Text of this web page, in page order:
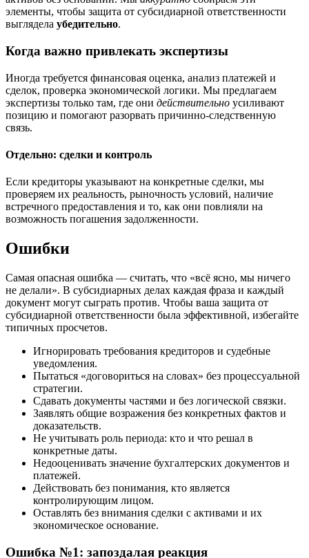
элементы, чтобы защита от субсидиарной ответственности
выглядела убедительно.
Когда важно привлекать экспертизы
Иногда требуется финансовая оценка, анализ платежей и
сделок, проверка экономической логики. Мы предлагаем
экспертизы только там, где они действительно усиливают
позицию и помогают разорвать причинно-следственную
связь.
Отдельно: сделки и контроль
Если кредиторы указывают на конкретные сделки, мы
проверяем их реальность, рыночность условий, наличие
встречного предоставления и то, как они повлияли на
возможность погашения задолженности.
Ошибки
Самая опасная ошибка — считать, что «всё ясно, мы ничего
не делали». В субсидиарных делах каждая фраза и каждый
документ могут сыграть против. Чтобы ваша защита от
субсидиарной ответственности была эффективной, избегайте
типичных просчетов.
Игнорировать требования кредиторов и судебные
уведомления.
Пытаться «договориться на словах» без процессуальной
стратегии.
Сдавать документы частями и без логической связки.
Заявлять общие возражения без конкретных фактов и
доказательств.
Не учитывать роль периода: кто и что решал в
конкретные даты.
Недооценивать значение бухгалтерских документов и
платежей.
Действовать без понимания, кто является
контролирующим лицом.
Оставлять без внимания сделки с активами и их
экономическое основание.
Ошибка №1: запоздалая реакция